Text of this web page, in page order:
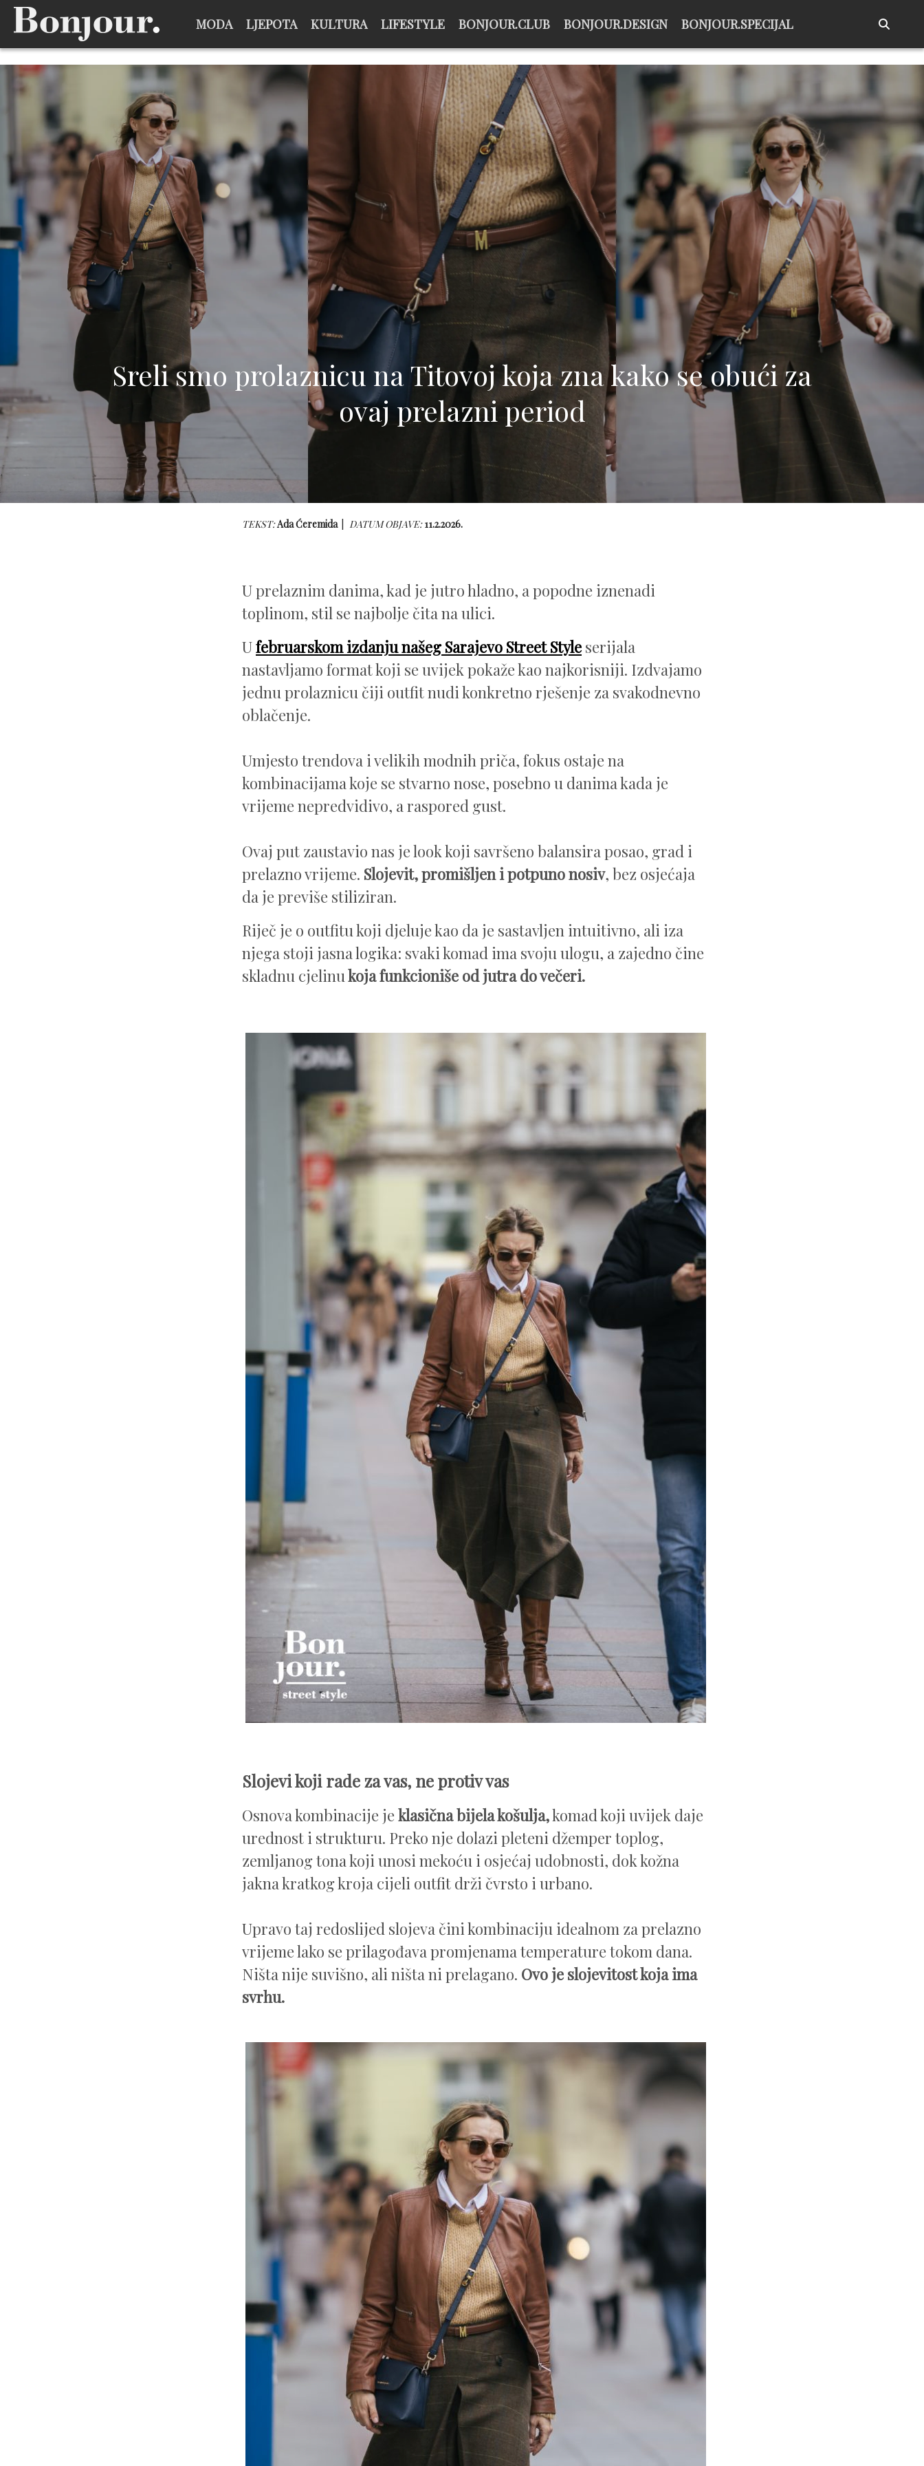
MODA LJEPOTA KULTURA LIFESTYLE BONJOUR.CLUB BONJOUR.DESIGN BONJOUR.SPECIJAL
Sreli smo prolaznicu na Titovoj koja zna kako se obući za
ovaj prelazni period
TEKST:Ada Ćeremida DATUM OBJAVE:11.2.2026.
U prelaznim danima, kad je jutro hladno, a popodne iznenadi
toplinom, stil se najbolje čita na ulici.
Ufebruarskom izdanju našeg Sarajevo Street Style serijala
nastavljamo format koji se uvijek pokaže kao najkorisniji. Izdvajamo
jednu prolaznicu čiji outfit nudi konkretno rješenje za svakodnevno
oblačenje.
Umjesto trendova i velikih modnih priča, fokus ostaje na
kombinacijama koje se stvarno nose, posebno u danima kada je
vrijeme nepredvidivo, a raspored gust.
Ovaj put zaustavio nas je look koji savršeno balansira posao, grad i
prelazno vrijeme. Slojevit, promišljen i potpuno nosiv, bez osjećaja
da je previše stiliziran.
Riječ je o outfitu koji djeluje kao da je sastavljen intuitivno, ali iza
njega stoji jasna logika: svaki komad ima svoju ulogu, a zajedno čine
skladnu cjelinukoja funkcioniše od jutra do večeri.
Slojevi koji rade za vas, ne protiv vas
Osnova kombinacije je klasična bijela košulja,komad koji uvijek daje
urednost i strukturu. Preko nje dolazi pleteni džemper toplog,
zemljanog tona koji unosi mekoću i osjećaj udobnosti, dok kožna
jakna kratkog kroja cijeli outfit drži čvrsto i urbano.
Upravo taj redoslijed slojeva čini kombinaciju idealnom za prelazno
vrijeme lako se prilagođava promjenama temperature tokom dana.
Ništa nije suvišno, ali ništa ni prelagano. Ovo je slojevitost koja ima
svrhu.